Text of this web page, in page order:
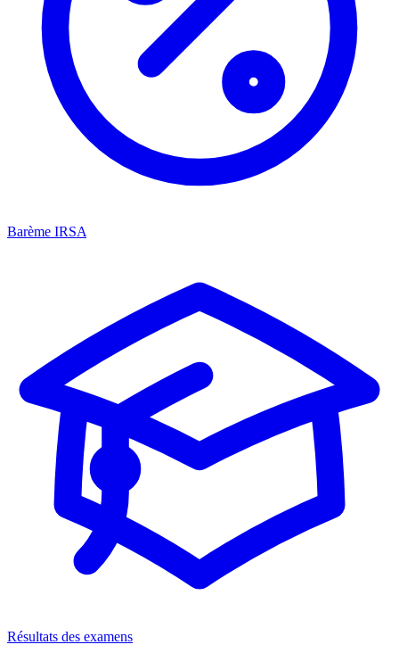
Barème IRSA
Résultats des examens